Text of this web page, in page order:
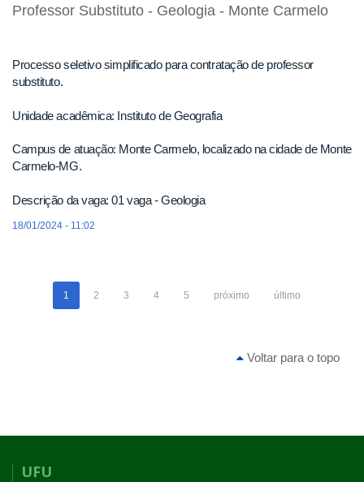
Professor Substituto - Geologia - Monte Carmelo
Processo seletivo simplificado para contratação de professor
substituto.
Unidade acadêmica: Instituto de Geografia
Campus de atuação: Monte Carmelo, localizado na cidade de Monte
Carmelo-MG.
Descrição da vaga: 01 vaga - Geologia
18/01/2024 - 11:02
1 2 3 4 5 próximo último
Voltar para o topo
UFU